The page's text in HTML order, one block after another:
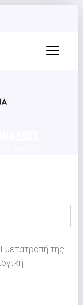
μετατροπή της